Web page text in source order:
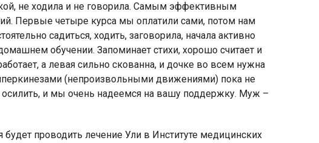
не ходила и не говорила. Самым эффективным
Первые четыре курса мы оплатили сами, потом нам
садиться, ходить, заговорила, начала активно
обучении. Запоминает стихи, хорошо считает и
а левая сильно скованна, и дочке во всем нужна
(непроизвольными движениями) пока не
осилить, и мы очень надеемся на вашу поддержку. Муж –
проводить лечение Ули в Институте медицинских